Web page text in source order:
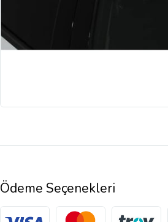
Ödeme Seçenekleri